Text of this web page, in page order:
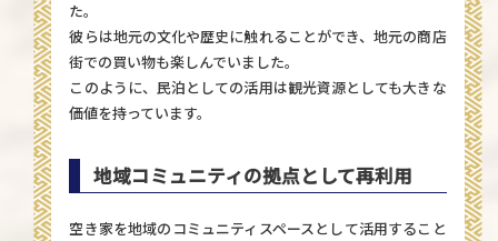
た。
彼らは地元の文化や歴史に触れることができ、地元の商店
街での買い物も楽しんでいました。
このように、民泊としての活用は観光資源としても大きな
価値を持っています。
地域コミュニティの拠点として再利用
空き家を地域のコミュニティスペースとして活用すること